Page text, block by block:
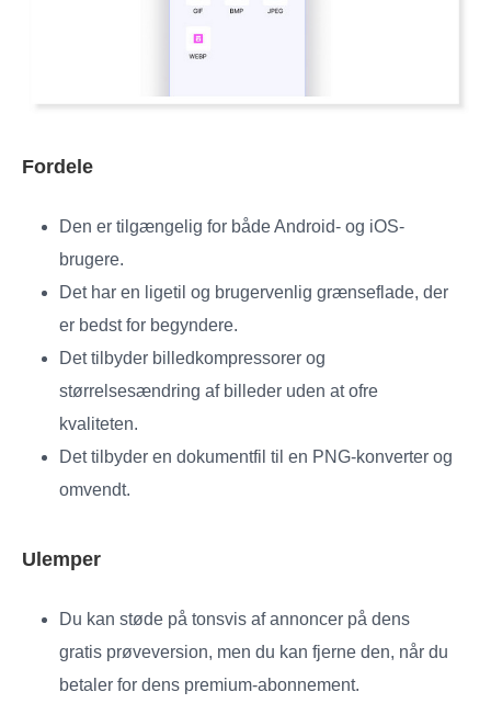
Fordele
Den er tilgængelig for både Android- og iOS-
brugere.
Det har en ligetil og brugervenlig grænseflade, der
er bedst for begyndere.
Det tilbyder billedkompressorer og
størrelsesændring af billeder uden at ofre
kvaliteten.
Det tilbyder en dokumentfil til en PNG-konverter og
omvendt.
Ulemper
Du kan støde på tonsvis af annoncer på dens
gratis prøveversion, men du kan fjerne den, når du
betaler for dens premium-abonnement.